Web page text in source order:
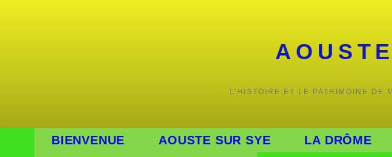
L’HISTOIRE ET LE PATRIMOINE DE
BIENVENUE AOUSTE SUR SYE LA DRÔME